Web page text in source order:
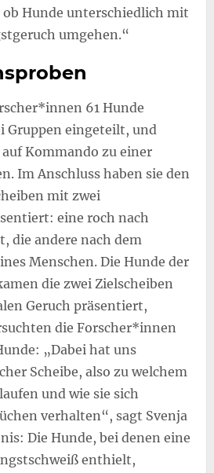
Hunde unterschiedlich mit
umgehen.“
61 Hunde
Gruppen eingeteilt, und
Kommando zu einer
Im Anschluss haben sie den
mit zwei
eine roch nach
die andere nach dem
Menschen. Die Hunde der
die zwei Zielscheiben
Geruch präsentiert,
die Forscher*innen
„Dabei hat uns
Scheibe, also zu welchem
und wie sie sich
verhalten“, sagt Svenja
Die Hunde, bei denen eine
enthielt,